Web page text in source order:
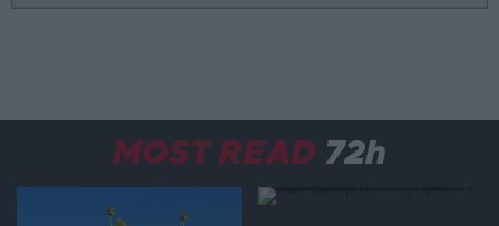
ΠΕΡΙΒΑΛΛΟΝ
Υψηλή η θερμοκρασία των θαλάσσιων υδάτων
MOST READ 72h